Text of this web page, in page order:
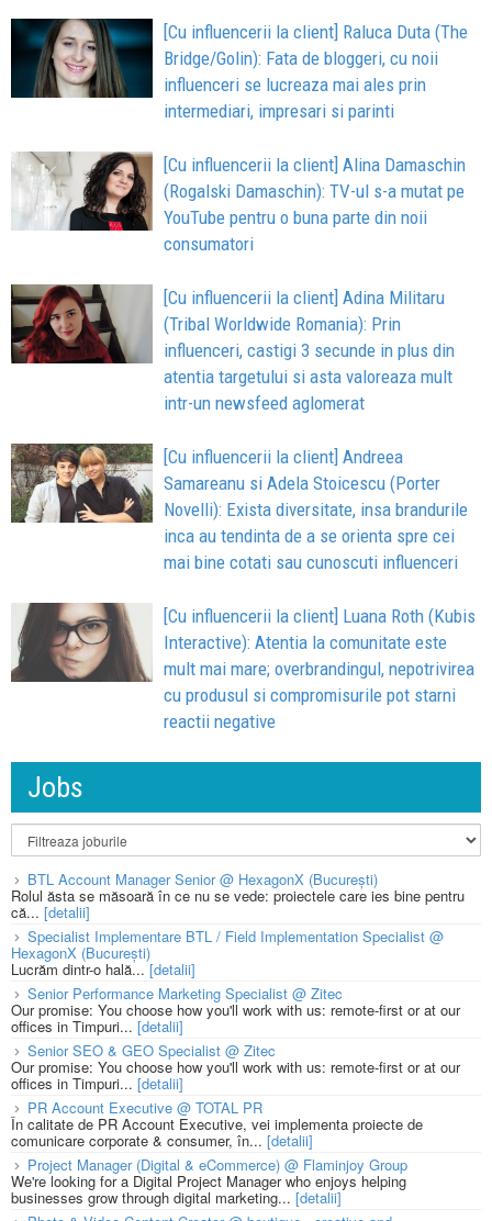
[Cu influencerii la client] Raluca Duta (The
Bridge/Golin): Fata de bloggeri, cu noii
influenceri se lucreaza mai ales prin
intermediari, impresari si parinti
[Cu influencerii la client] Alina Damaschin
(Rogalski Damaschin): TV-ul s-a mutat pe
YouTube pentru o buna parte din noii
consumatori
[Cu influencerii la client] Adina Militaru
(Tribal Worldwide Romania): Prin
influenceri, castigi 3 secunde in plus din
atentia targetului si asta valoreaza mult
intr-un newsfeed aglomerat
[Cu influencerii la client] Andreea
Samareanu si Adela Stoicescu (Porter
Novelli): Exista diversitate, insa brandurile
inca au tendinta de a se orienta spre cei
mai bine cotati sau cunoscuti influenceri
[Cu influencerii la client] Luana Roth (Kubis
Interactive): Atentia la comunitate este
mult mai mare; overbrandingul, nepotrivirea
cu produsul si compromisurile pot starni
reactii negative
Jobs
BTL Account Manager Senior @ HexagonX (București)
Rolul ăsta se măsoară în ce nu se vede: proiectele care ies bine pentru
că... [detalii]
Specialist Implementare BTL / Field Implementation Specialist @
HexagonX (București)
Lucrăm dintr-o hală...[detalii]
Senior Performance Marketing Specialist @ Zitec
Our promise: You choose how you'll work with us: remote-first or at our
offices in Timpuri... [detalii]
Senior SEO & GEO Specialist @ Zitec
Our promise: You choose how you'll work with us: remote-first or at our
offices in Timpuri... [detalii]
PR Account Executive @ TOTAL PR
În calitate de PR Account Executive, vei implementa proiecte de
comunicare corporate & consumer, în... [detalii]
Project Manager (Digital & eCommerce) @ Flaminjoy Group
We're looking for a Digital Project Manager who enjoys helping
businesses grow through digital marketing... [detalii]